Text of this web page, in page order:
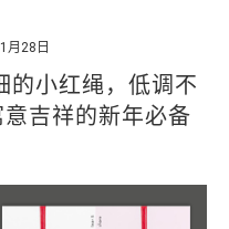
月28日
小红绳，低调不
吉祥的新年必备